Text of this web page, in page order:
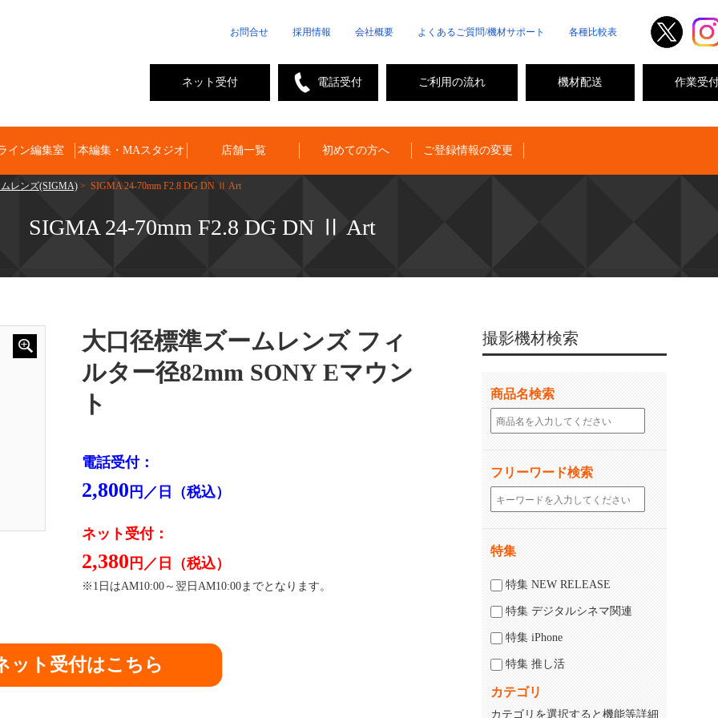
お問合せ 採用情報 会社概要 よくあるご質問/機材サポート 各種比較表
作業受
機材配送
ご利用の流れ
電話受付
ネット受付
イン編集室 本編集・MAスタジオ 店舗一覧 初めての方へ ご登録情報の変更
レンズ(SIGMA) > SIGMA 24-70mm F2.8 DG DN Ⅱ Art
SIGMA 24-70mm F2.8 DG DN Ⅱ Art
大口径標準ズームレンズ フィ
ルター径82mm SONY Eマウン
ト
電話受付：
2,800 円／日（税込）
ネット受付：
2,380 円／日（税込）
※1日はAM10:00～翌日AM10:00までとなります。
ット受付はこちら
撮影機材検索
商品名検索
フリーワード検索
特集
特集 NEW RELEASE
特集 デジタルシネマ関連
特集 iPhone
特集 推し活
カテゴリ
カテゴリを選択すると機能等詳細